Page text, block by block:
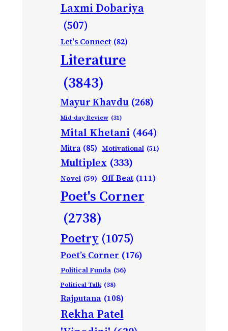
Laxmi Dobariya
(507)
Let's Connect (82)
Literature
(3843)
Mayur Khavdu (268)
Mid-day Review (31)
Mital Khetani (464)
Mitra (85) Motivational (51)
Multiplex (333)
Novel (59) Off Beat (111)
Poet's Corner
(2738)
Poetry (1075)
Poet’s Corner (176)
Political Funda (56)
Political Talk (38)
Rajputana (108)
Rekha Patel